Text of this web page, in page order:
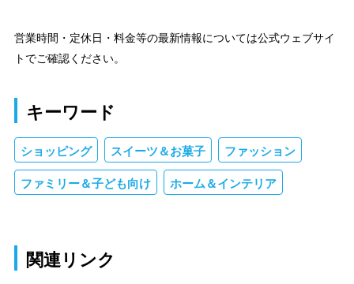
営業時間・定休日・料金等の最新情報については公式ウェブサイ
トでご確認ください。
キーワード
ショッピング スイーツ＆お菓子 ファッション
ファミリー＆子ども向け ホーム＆インテリア
関連リンク